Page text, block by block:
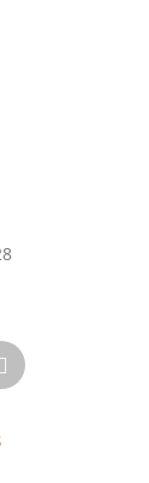
Další
produkt